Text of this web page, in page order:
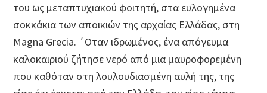
του ως μεταπτυχιακού φοιτητή, στα ευλογημένα
σοκκάκια των αποικιών της αρχαίας Ελλάδας, στη
Magna Grecia. ΄Οταν ιδρωμένος, ένα απόγευμα
καλοκαιριού ζήτησε νερό από μια μαυροφορεμένη
που καθόταν στη λουλουδιασμένη αυλή της, της